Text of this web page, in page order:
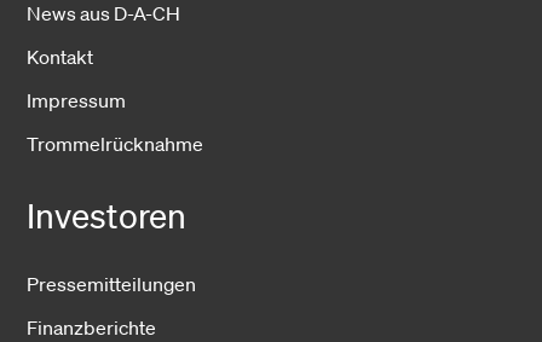
News aus D-A-CH
Kontakt
Impressum
Trommelrücknahme
Investoren
Pressemitteilungen
Finanzberichte